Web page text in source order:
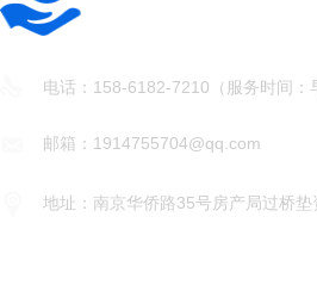
电话：158-6182-7210（服务时间：
邮箱：1914755704@qq.com
地址：南京华侨路35号房产局过桥垫